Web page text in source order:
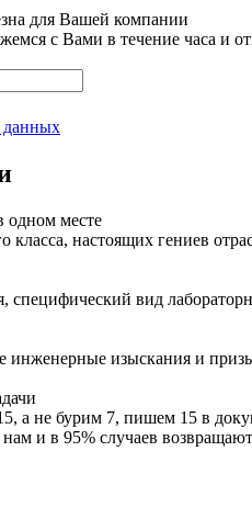
для Вашей компании
с Вами в течение часа и
данных
одном месте
настоящих гениев
специфический вид
изыскания и
а не бурим 7, пишем 15 в
и в 95% случаев